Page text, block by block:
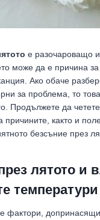
е разочароващо
може да е причина
Ако обаче
за проблема, то
Продължете да
причините, както и
безсъние през
лятото и
температури
фактори,